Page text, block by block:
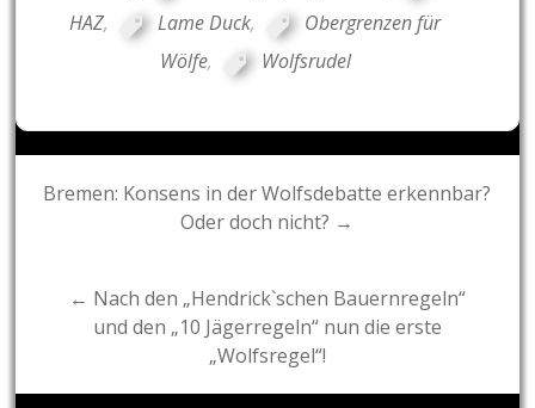
HAZ, Lame Duck,
Obergrenzen für
Wölfe, Wolfsrudel
Post
navigation
Bremen: Konsens in der Wolfsdebatte erkennbar?
Oder doch nicht? →
← Nach den „Hendrick`schen Bauernregeln“
und den „10 Jägerregeln“ nun die erste
„Wolfsregel“!